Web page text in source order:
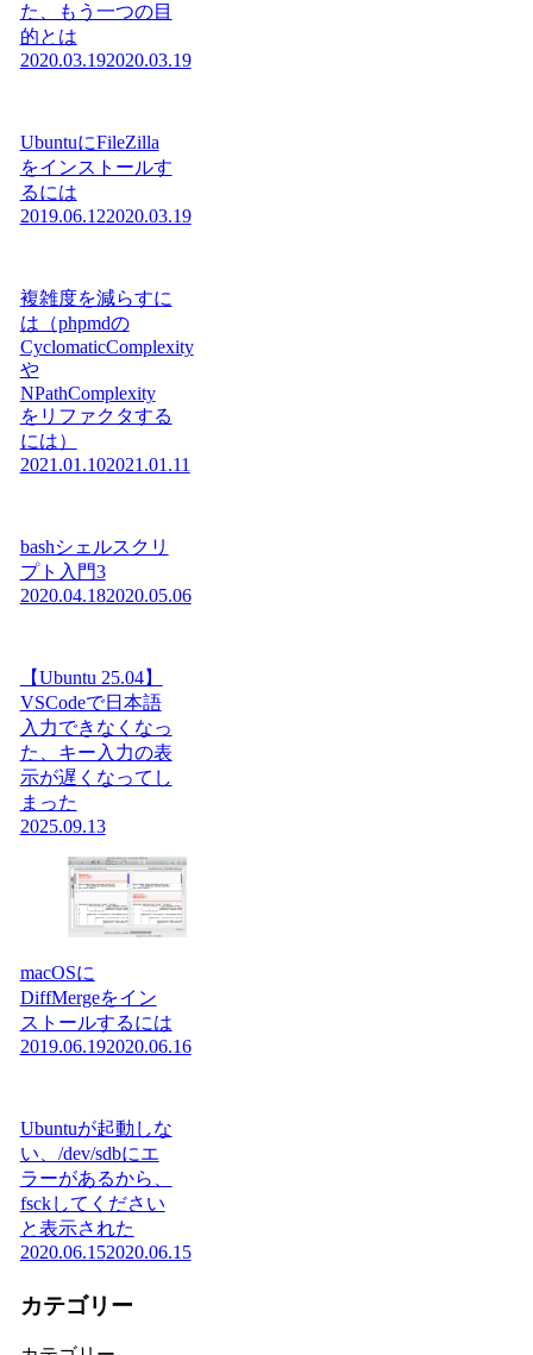
た、もう一つの目
的とは
2020.03.192020.03.19
UbuntuにFileZilla
をインストールす
るには
2019.06.122020.03.19
複雑度を減らすに
は（phpmdの
CyclomaticComplexity
や
NPathComplexity
をリファクタする
には）
2021.01.102021.01.11
bashシェルスクリ
プト入門3
2020.04.182020.05.06
【Ubuntu 25.04】
VSCodeで日本語
入力できなくなっ
た、キー入力の表
示が遅くなってし
まった
2025.09.13
macOSに
DiffMergeをイン
ストールするには
2019.06.192020.06.16
Ubuntuが起動しな
い、/dev/sdbにエ
ラーがあるから、
fsckしてください
と表示された
2020.06.152020.06.15
カテゴリー